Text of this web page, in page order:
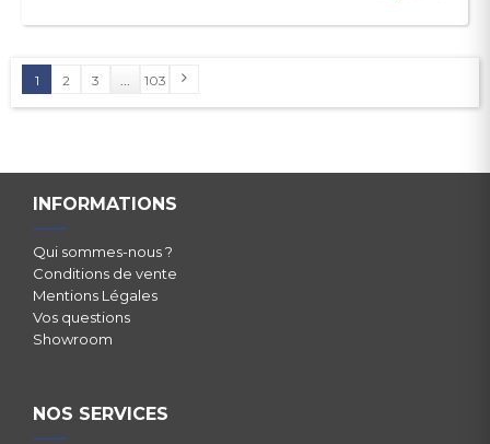
1 2 3 103
INFORMATIONS
Qui sommes-nous ?
Conditions de vente
Mentions Légales
Vos questions
Showroom
NOS SERVICES